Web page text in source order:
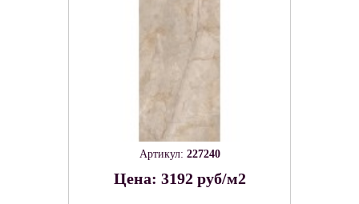
Артикул: 227240
Цена: 3192 руб/м2